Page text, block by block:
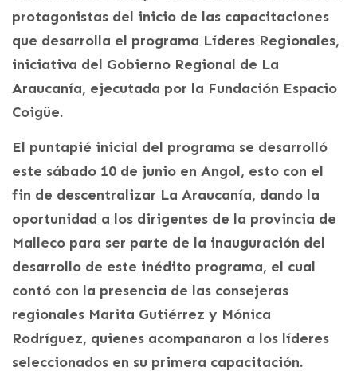
protagonistas del inicio de las capacitaciones
que desarrolla el programa Líderes Regionales,
iniciativa del Gobierno Regional de La
Araucanía, ejecutada por la Fundación Espacio
Coigüe.
El puntapié inicial del programa se desarrolló
este sábado 10 de junio en Angol, esto con el
fin de descentralizar La Araucanía, dando la
oportunidad a los dirigentes de la provincia de
Malleco para ser parte de la inauguración del
desarrollo de este inédito programa, el cual
contó con la presencia de las consejeras
regionales Marita Gutiérrez y Mónica
Rodríguez, quienes acompañaron a los líderes
seleccionados en su primera capacitación.